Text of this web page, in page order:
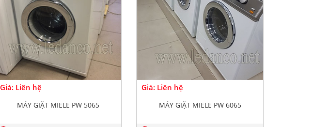
Giá: Liên hệ
MÁY GIẶT MIELE PW 5065
Giá: Liên hệ
MÁY GIẶT MIELE PW 6065